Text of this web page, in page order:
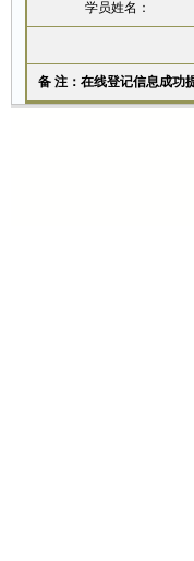
学员姓名：
备 注：在线登记信息成功